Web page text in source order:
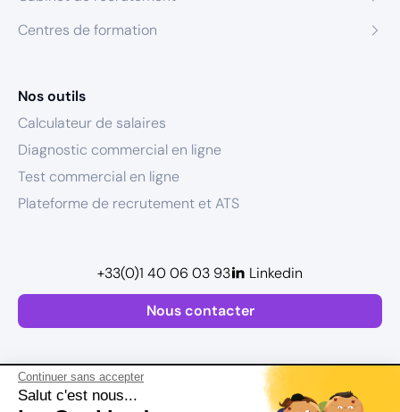
Continuer sans accepter
Salut c'est nous...
Centres de formation
Nos outils
Calculateur de salaires
Diagnostic commercial en ligne
Test commercial en ligne
Plateforme de recrutement et ATS
Nous contacter
+33(0)1 40 06 03 93 Linkedin